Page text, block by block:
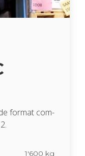
for­mat com­
1'600 kg